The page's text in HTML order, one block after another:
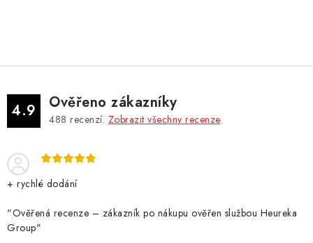
DÁRKOVÉ VOUCHERY
ATOMIZÉRY A CARTRIDGE
BATERIE A NABÍJEČKY
4.9 Ověřeno zákazníky
488 recenzí. Zobrazit všechny recenze
+ rychlé dodání
"Ověřená recenze – zákazník po nákupu ověřen službou Heureka
Group"